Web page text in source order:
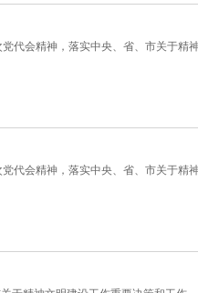
会精神，落实中央、省、市关于精
会精神，落实中央、省、市关于精